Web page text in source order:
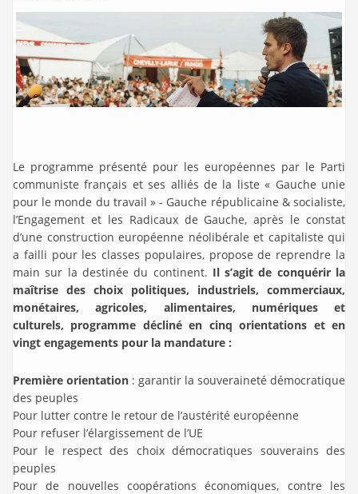
Le programme présenté pour les européennes par le Parti
communiste français et ses alliés de la liste « Gauche unie
pour le monde du travail » - Gauche républicaine & socialiste,
l’Engagement et les Radicaux de Gauche, après le constat
d’une construction européenne néolibérale et capitaliste qui
a failli pour les classes populaires, propose de reprendre la
main sur la destinée du continent. Il s’agit de conquérir la
maîtrise des choix politiques, industriels, commerciaux,
monétaires, agricoles, alimentaires, numériques et
culturels, programme décliné en cinq orientations et en
vingt engagements pour la mandature :
Première orientation : garantir la souveraineté démocratique
des peuples
Pour lutter contre le retour de l’austérité européenne
Pour refuser l’élargissement de l’UE
Pour le respect des choix démocratiques souverains des
peuples
Pour de nouvelles coopérations économiques, contre les